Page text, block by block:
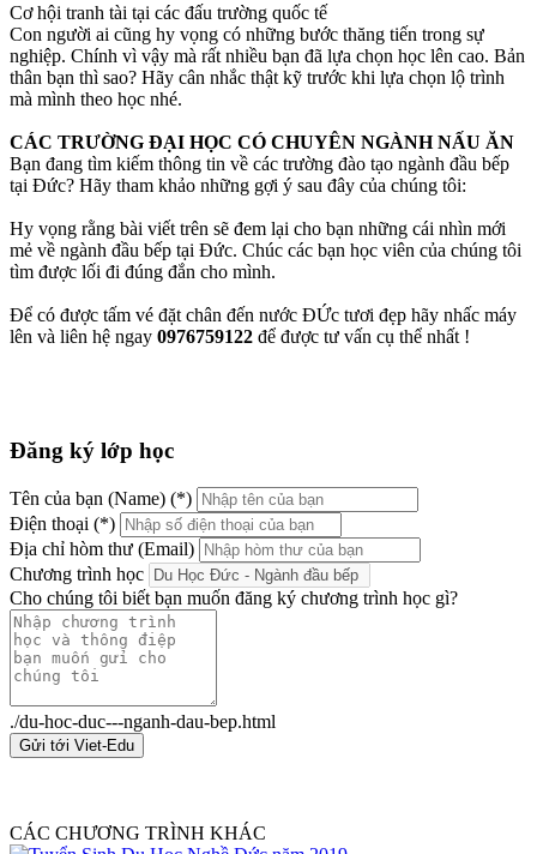
Cơ hội tranh tài tại các đấu trường quốc tế
Con người ai cũng hy vọng có những bước thăng tiến trong sự
nghiệp. Chính vì vậy mà rất nhiều bạn đã lựa chọn học lên cao. Bản
thân bạn thì sao? Hãy cân nhắc thật kỹ trước khi lựa chọn lộ trình
mà mình theo học nhé.
CÁC TRƯỜNG ĐẠI HỌC CÓ CHUYÊN NGÀNH NẤU ĂN
Bạn đang tìm kiếm thông tin về các trường đào tạo ngành đầu bếp
tại Đức? Hãy tham khảo những gợi ý sau đây của chúng tôi:
Hy vọng rằng bài viết trên sẽ đem lại cho bạn những cái nhìn mới
mẻ về ngành đầu bếp tại Đức. Chúc các bạn học viên của chúng tôi
tìm được lối đi đúng đắn cho mình.
Để có được tấm vé đặt chân đến nước ĐỨc tươi đẹp hãy nhấc máy
lên và liên hệ ngay 0976759122 để được tư vấn cụ thể nhất !
Đăng ký lớp học
Tên của bạn (Name) (*)
Điện thoại (*)
Địa chỉ hòm thư (Email)
Chương trình học
Cho chúng tôi biết bạn muốn đăng ký chương trình học gì?
./du-hoc-duc---nganh-dau-bep.html
Gửi tới Viet-Edu
CÁC CHƯƠNG TRÌNH KHÁC